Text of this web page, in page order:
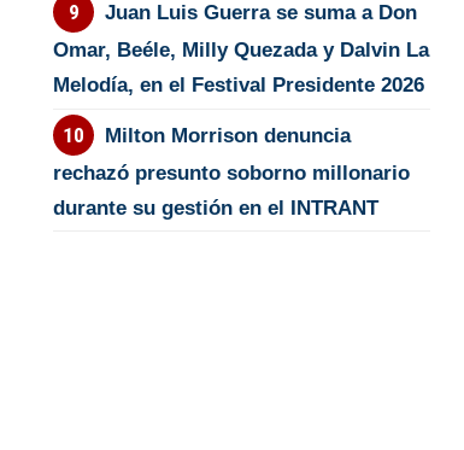
Juan Luis Guerra se suma a Don
Omar, Beéle, Milly Quezada y Dalvin La
Melodía, en el Festival Presidente 2026
Milton Morrison denuncia
rechazó presunto soborno millonario
durante su gestión en el INTRANT